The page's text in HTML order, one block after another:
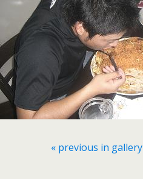
« previous in gallery